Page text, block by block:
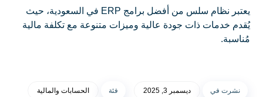
يعتبر نظام سلس من أفضل برامج ERP في السعودية، حيث
يُقدم خدمات ذات جودة عالية وميزات متنوعة مع تكلفة مالية
مُناسبة.
نشرت في ديسمبر 3, 2025 فئة الحسابات والمالية